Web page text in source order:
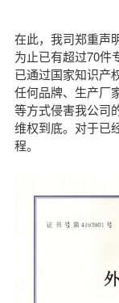
在此，我司郑重声
为止已有超过70件
已通过国家知识产
任何品牌、生产厂
等方式侵害我公司
维权到底。对于已
程。